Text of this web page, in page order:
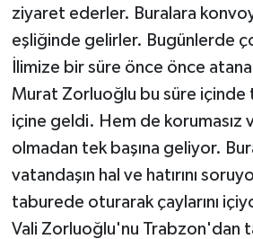
ziyaret ederler. Buralara
eşliğinde gelirler. Bugünlerde
İlimize bir süre önce önce
Murat Zorluoğlu bu süre içinde
içine geldi. Hem de korumasız
olmadan tek başına geliyor.
vatandaşın hal ve hatırını
taburede oturarak çaylarını
Vali Zorluoğlu'nu Trabzon'dan